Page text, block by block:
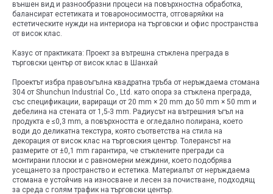
външен вид и разнообразни процеси на повърхностна обработка,
балансират естетиката и товароносимостта, отговаряйки на
естетическите нужди на интериора на търговски и офис пространства
от висок клас.
Казус от практиката: Проект за вътрешна стъклена преграда в
търговски център от висок клас в Шанхай
Проектът избра правоъгълна квадратна тръба от неръждаема стомана
304 от Shunchun Industrial Co., Ltd. като опора за стъклена преграда,
със спецификации, вариращи от 20 mm × 20 mm до 50 mm × 50 mm и
дебелина на стената от 1,5-3 mm. Радиусът на вътрешния ъгъл на
продукта е ≤0,3 mm, а повърхността е огледално полирана, което
води до деликатна текстура, която съответства на стила на
декорация от висок клас на търговския център. Толерансът на
размерите от ±0,1 mm гарантира, че стъклените прегради са
монтирани плоски и с равномерни междини, което подобрява
усещането за пространство и естетика. Материалът от неръждаема
стомана е устойчив на износване и лесен за почистване, подходящ
за среда с голям трафик на търговски център.